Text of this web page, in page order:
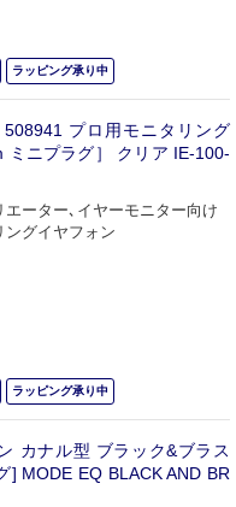
ラッピング承り中
508941 プロ用モニタリング
ミニプラグ］ クリア IE-100-
エーター､イヤーモニター向け
ングイヤフォン
ラッピング承り中
カナル型 ブラック&ブラス
] MODE EQ BLACK AND BR